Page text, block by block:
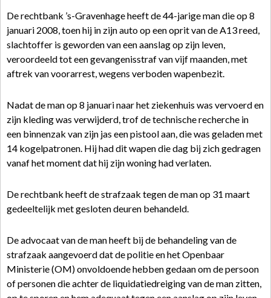
De rechtbank ’s-Gravenhage heeft de 44-jarige man die op 8
januari 2008, toen hij in zijn auto op een oprit van de A13 reed,
slachtoffer is geworden van een aanslag op zijn leven,
veroordeeld tot een gevangenisstraf van vijf maanden, met
aftrek van voorarrest, wegens verboden wapenbezit.
Nadat de man op 8 januari naar het ziekenhuis was vervoerd en
zijn kleding was verwijderd, trof de technische recherche in
een binnenzak van zijn jas een pistool aan, die was geladen met
14 kogelpatronen. Hij had dit wapen die dag bij zich gedragen
vanaf het moment dat hij zijn woning had verlaten.
De rechtbank heeft de strafzaak tegen de man op 31 maart
gedeeltelijk met gesloten deuren behandeld.
De advocaat van de man heeft bij de behandeling van de
strafzaak aangevoerd dat de politie en het Openbaar
Ministerie (OM) onvoldoende hebben gedaan om de persoon
of personen die achter de liquidatiedreiging van de man zitten,